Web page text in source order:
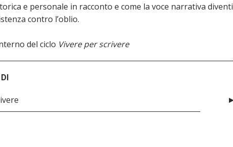
e personale in racconto e come la voce narrativa diventi
contro l’oblio.
del ciclo Vivere per scrivere